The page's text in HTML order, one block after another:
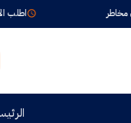
اطلب الآن واستلم